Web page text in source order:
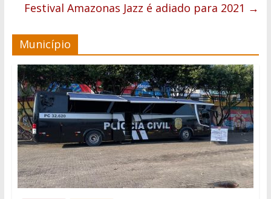
Festival Amazonas Jazz é adiado para 2021 →
Município